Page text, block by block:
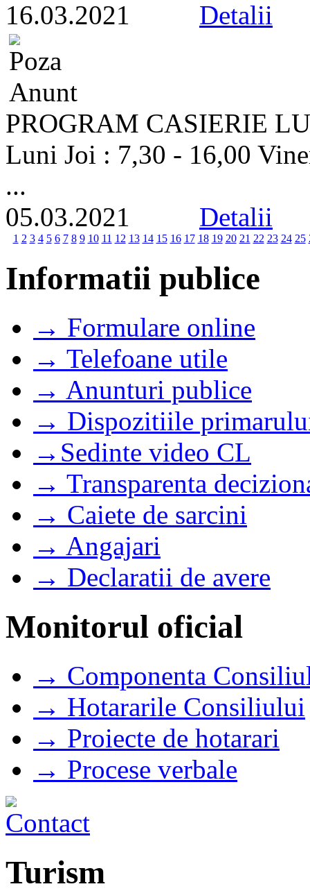
16.03.2021 Detalii
PROGRAM CASIERIE
Luni Joi : 7,30 - 16,00
...
05.03.2021 Detalii
1 2 3 4 5 6 7 8 9 10 11 12 13 14 15 16 17 18 19 20 21 22 23 24 25
Informatii publice
→ Formulare online
→ Telefoane utile
→ Anunturi publice
→ Dispozitiile
→Sedinte video CL
→ Transparenta
→ Caiete de sarcini
→ Angajari
→ Declaratii de avere
Monitorul oficial
→ Componenta
→ Hotararile Consiliului
→ Proiecte de hotarari
→ Procese verbale
Turism